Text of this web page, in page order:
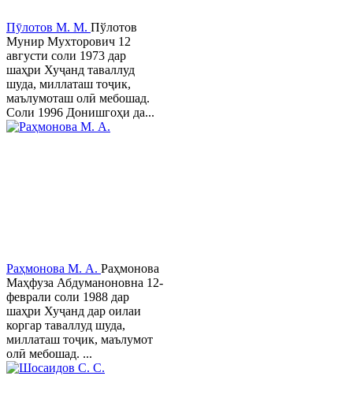
Пӯлотов М. М. Пўлотов
Мунир Мухторович 12
августи соли 1973 дар
шаҳри Хуҷанд таваллуд
шуда, миллаташ тоҷик,
маълумоташ олӣ мебошад.
Соли 1996 Донишгоҳи да...
Раҳмонова М. А. Раҳмонова
Маҳфуза Абдуманоновна 12-
феврали соли 1988 дар
шаҳри Хуҷанд дар оилаи
коргар таваллуд шуда,
миллаташ тоҷик, маълумот
олӣ мебошад. ...